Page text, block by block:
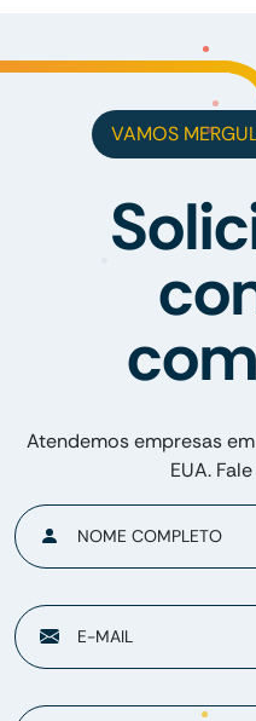
VAMOS
Atendemos empresas
EUA.
NOME COMPLETO
E-MAIL